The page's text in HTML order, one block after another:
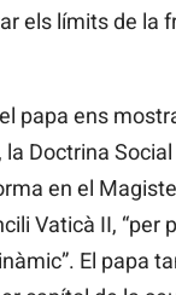
els límits de la
papa ens
Doctrina Social
en el
Vaticà II, “per
El papa